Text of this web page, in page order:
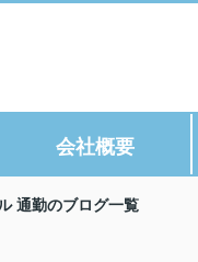
会社概要
通勤のブログ一覧